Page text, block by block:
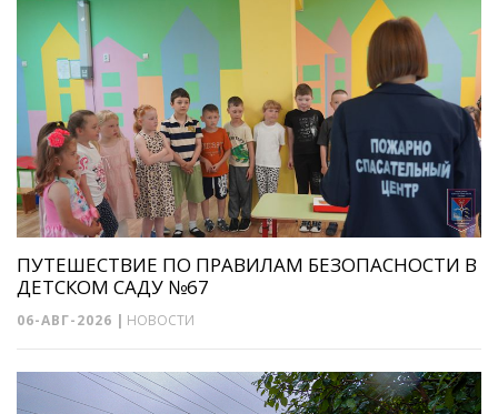
ПУТЕШЕСТВИЕ ПО ПРАВИЛАМ БЕЗОПАСНОСТИ В
ДЕТСКОМ САДУ №67
06-АВГ-2026 | НОВОСТИ